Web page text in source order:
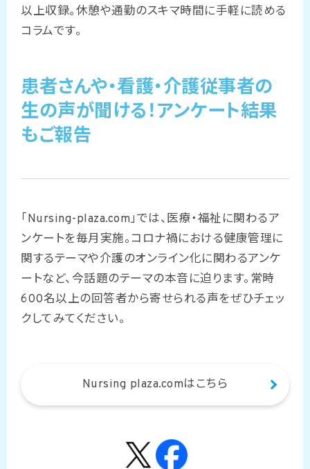
以上収録。休憩や通勤のスキマ時間に手軽に読める
コラムです。
患者さんや・看護・介護従事者の
生の声が聞ける！アンケート結果
もご報告
「Nursing-plaza.com」では、医療・福祉に関わるア
ンケートを毎月実施。コロナ禍における健康管理に
関するテーマや介護のオンライン化に関わるアンケ
ートなど、今話題のテーマの本音に迫ります。常時
600名以上の回答者から寄せられる声をぜひチェッ
クしてみてください。
Nursing plaza.comはこちら